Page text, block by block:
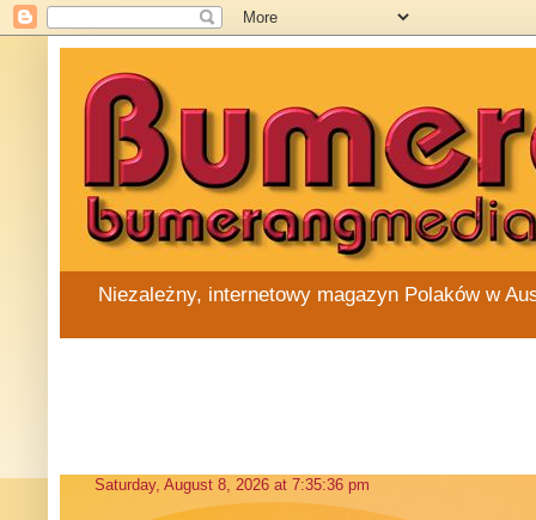
Niezależny, internetowy magazyn Polaków w